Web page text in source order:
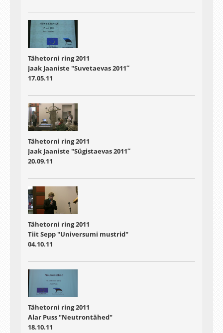
Tähetorni ring 2011
Jaak Jaaniste "Suvetaevas 2011″
17.05.11
Tähetorni ring 2011
Jaak Jaaniste "Sügistaevas 2011″
20.09.11
Tähetorni ring 2011
Tiit Sepp "Universumi mustrid"
04.10.11
Tähetorni ring 2011
Alar Puss "Neutrontähed"
18.10.11